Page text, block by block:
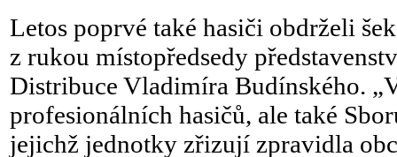
Letos poprvé také hasiči obdrželi
z rukou místopředsedy
Distribuce Vladimíra Budínského.
profesionálních hasičů, ale také
jejichž jednotky zřizují zpravidla